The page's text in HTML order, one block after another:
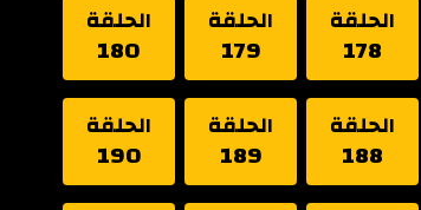
الحلقة
178
الحلقة
179
الحلقة
180
الحلقة
188
الحلقة
189
الحلقة
190